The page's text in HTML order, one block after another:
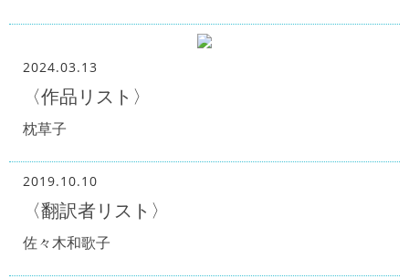
2024.03.13
〈作品リスト〉
枕草子
2019.10.10
〈翻訳者リスト〉
佐々木和歌子